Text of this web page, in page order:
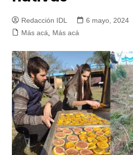
Redacción IDL
6 mayo, 2024
Más acá, Más acá